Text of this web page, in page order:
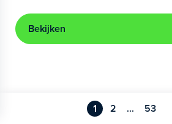
Bekijken
1 2 ... 53